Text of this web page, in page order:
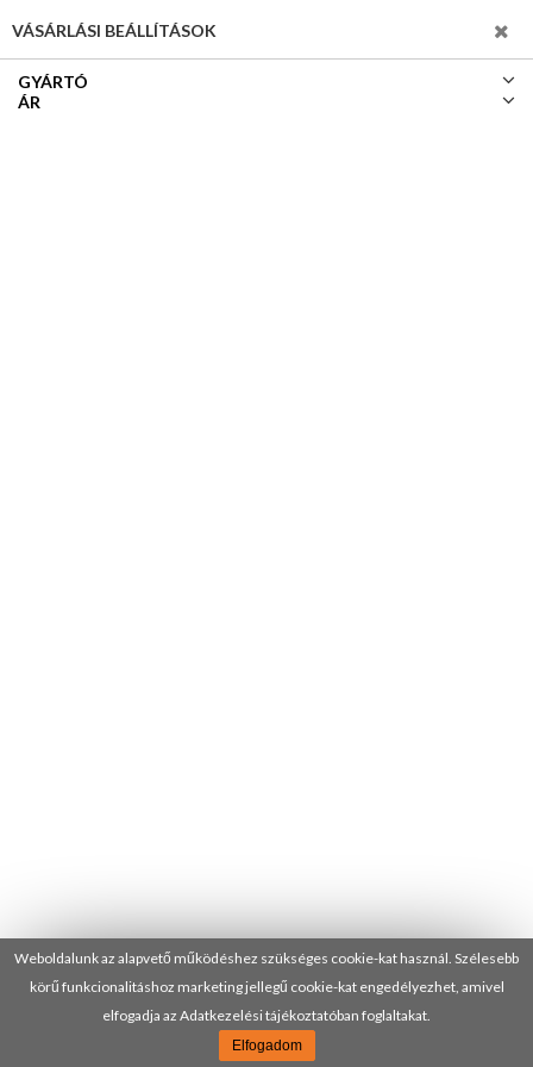
Weboldalunk az alapvető működéshez szükséges cookie-kat használ. Szélesebb
körű funkcionalitáshoz marketing jellegű cookie-kat engedélyezhet, amivel
elfogadja az Adatkezelési tájékoztatóban foglaltakat.
Elfogadom
VÁSÁRLÁSI BEÁLLÍTÁSOK
GYÁRTÓ
ÁR